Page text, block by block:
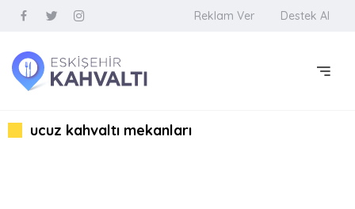
Reklam Ver Destek Al
ucuz kahvaltı mekanları